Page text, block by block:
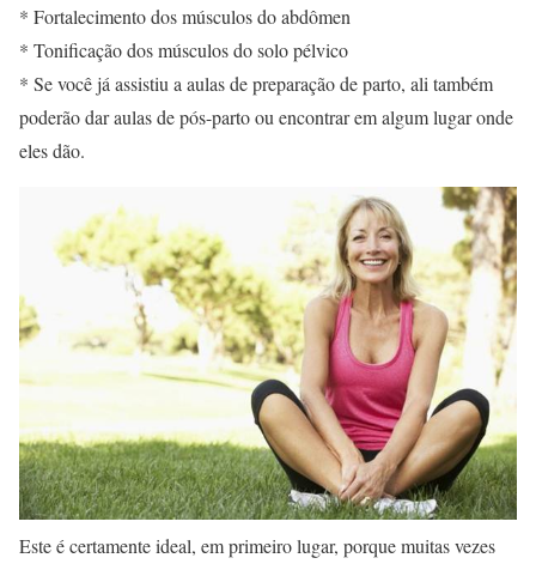
* Fortalecimento dos músculos do abdômen
* Tonificação dos músculos do solo pélvico
* Se você já assistiu a aulas de preparação de parto, ali também
poderão dar aulas de pós-parto ou encontrar em algum lugar onde
eles dão.
Este é certamente ideal, em primeiro lugar, porque muitas vezes